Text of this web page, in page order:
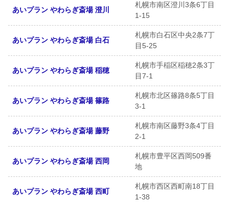
あいプラン やわらぎ斎場 澄川
札幌市南区澄川3条6丁目
1-15
あいプラン やわらぎ斎場 白石
札幌市白石区中央2条7丁
目5-25
あいプラン やわらぎ斎場 稲穂
札幌市手稲区稲穂2条3丁
目7-1
あいプラン やわらぎ斎場 篠路
札幌市北区篠路8条5丁目
3-1
あいプラン やわらぎ斎場 藤野
札幌市南区藤野3条4丁目
2-1
あいプラン やわらぎ斎場 西岡
札幌市豊平区西岡509番
地
あいプラン やわらぎ斎場 西町
札幌市西区西町南18丁目
1-38